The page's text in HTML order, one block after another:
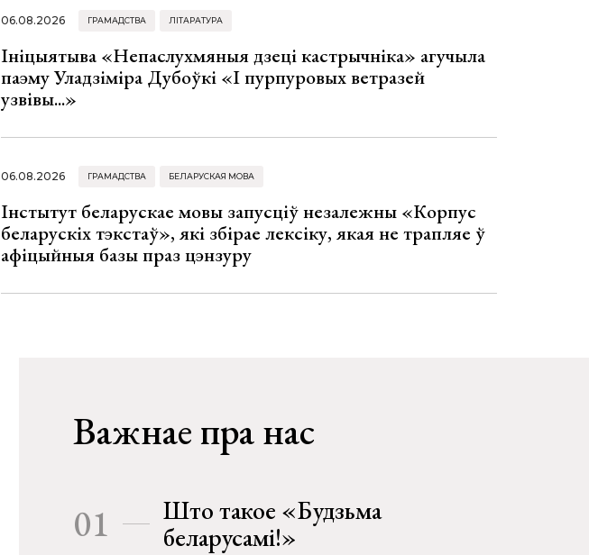
06.08.2026 ГРАМАДСТВА ЛІТАРАТУРА
Ініцыятыва «Непаслухмяныя дзеці кастрычніка» агучыла
паэму Уладзіміра Дубоўкі «І пурпуровых ветразей
узвівы...»
06.08.2026 ГРАМАДСТВА БЕЛАРУСКАЯ МОВА
Інстытут беларускае мовы запусціў незалежны «Корпус
беларускіх тэкстаў», які збірае лексіку, якая не трапляе ў
афіцыйныя базы праз цэнзуру
Важнае пра нас
01
Што такое «Будзьма
беларусамі!»